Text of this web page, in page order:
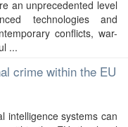
an unprecedented level
technologies and
conflicts, war-
...
crime within the EU
intelligence systems can